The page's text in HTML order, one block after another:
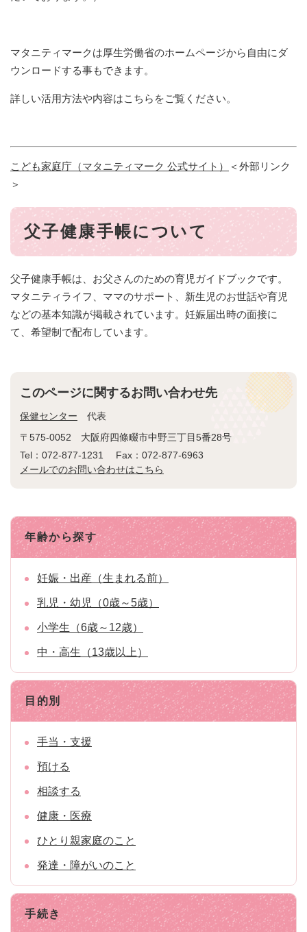
マタニティマークは厚生労働省のホームページから自由にダ
ウンロードする事もできます。
詳しい活用方法や内容はこちらをご覧ください。
こども家庭庁（マタニティマーク 公式サイト）
＜外部リンク
＞
父子健康手帳について
父子健康手帳は、お父さんのための育児ガイドブックです。
マタニティライフ、ママのサポート、新生児のお世話や育児
などの基本知識が掲載されています。妊娠届出時の面接に
て、希望制で配布しています。
このページに関するお問い合わせ先
保健センター
代表
〒575-0052
大阪府四條畷市中野三丁目5番28号
Tel：072-877-1231
Fax：072-877-6963
メールでのお問い合わせはこちら
年齢から探す
妊娠・出産（生まれる前）
乳児・幼児（0歳～5歳）
小学生（6歳～12歳）
中・高生（13歳以上）
目的別
手当・支援
預ける
相談する
健康・医療
ひとり親家庭のこと
発達・障がいのこと
手続き